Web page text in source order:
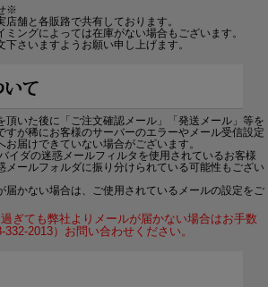
※
舗と各販路で共有しております。
ングによっては在庫がない場合もございます。
さいますようお願い申し上げます。
頂いた後に「ご注文確認メール」「発送メール」等を
すが稀にお客様のサーバーのエラーやメール受信設定
届けできていない場合がございます。
イダの迷惑メールフィルタを使用されているお客様
メールフォルダに振り分けられている可能性もござい
届かない場合は、ご使用されているメールの設定をご
ぎても弊社よりメールが届かない場合はお手数
2013）お問い合わせください。